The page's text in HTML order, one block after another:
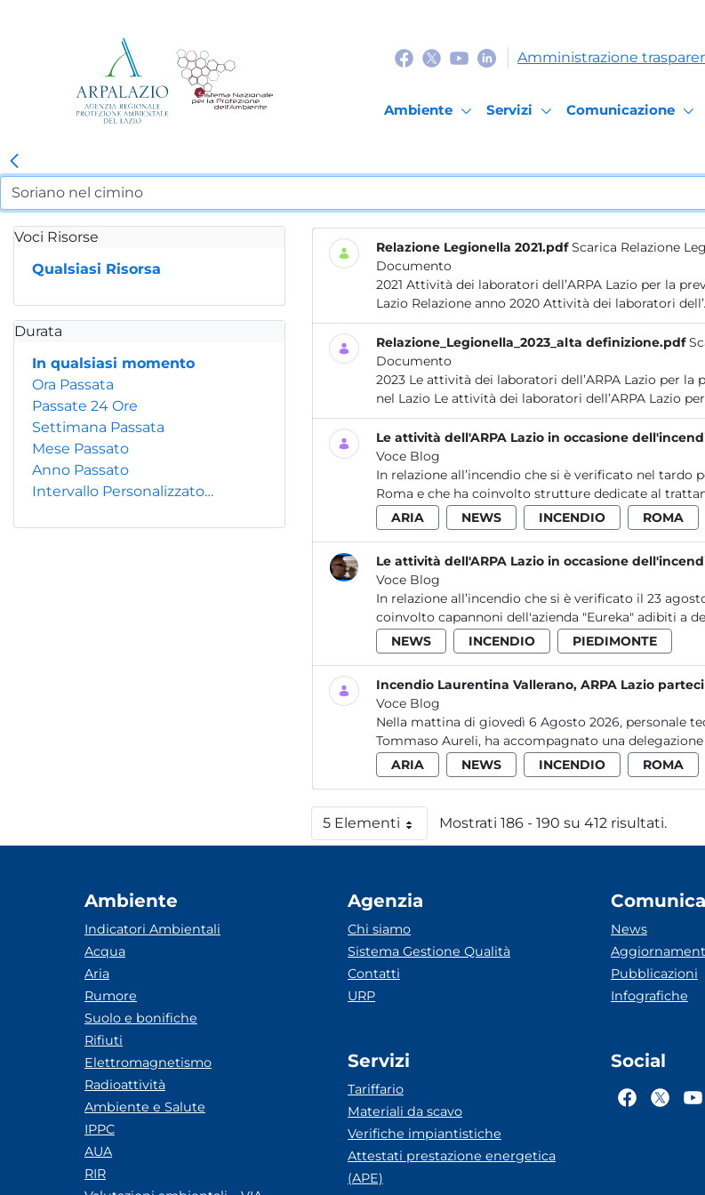
Amministrazione
Ambiente Servizi Comunicazione
Voci Risorse
Qualsiasi Risorsa
Durata
In qualsiasi momento
Ora Passata
Passate 24 Ore
Settimana Passata
Mese Passato
Anno Passato
Intervallo Personalizzato…
Relazione Legionella 2021.pdf Scarica Relazione
Documento
2021 Attività dei laboratori dell’ARPA Lazio per la prevenzione e il controllo delle contaminazioni ambientali da Legionella nel
Lazio Relazione anno 2020 Attività dei
Relazione_Legionella_2023_alta definizione.pdf
Documento
2023 Le attività dei laboratori dell’ARPA Lazio per la prevenzione e il controllo delle contaminazioni ambientali da Legionella
nel Lazio Le attività dei
Le attività dell'ARPA Lazio in occasione
Voce Blog
In relazione all’incendio che si è verificato nel
Roma e che ha coinvolto strutture dedicate al
ARIA
NEWS INCENDIO ROMA
Le attività dell'ARPA Lazio in occasione
Voce Blog
In relazione all’incendio che si è verificato il 23
coinvolto capannoni dell'azienda "Eureka" adibiti a
NEWS
INCENDIO PIEDIMONTE
Incendio Laurentina Vallerano, ARPA Lazio
Voce Blog
Nella mattina di giovedì 6 Agosto 2026, personale
Tommaso Aureli, ha accompagnato una
ARIA
NEWS INCENDIO ROMA
5 ElementiPer paginaMostrati 186 - 190 su 412 risultati.
Ambiente
Indicatori Ambientali
Acqua
Aria
Rumore
Suolo e bonifiche
Rifiuti
Elettromagnetismo
Radioattività
Ambiente e Salute
IPPC
AUA
RIR
Agenzia
Chi siamo
Sistema Gestione Qualità
Contatti
URP
Servizi
Tariffario
Materiali da scavo
Verifiche impiantistiche
Attestati prestazione energetica
(APE)
News
Pubblicazioni
Infografiche
Social